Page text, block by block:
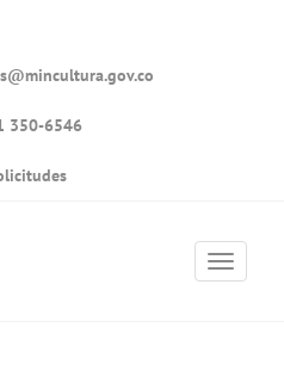
350-6546